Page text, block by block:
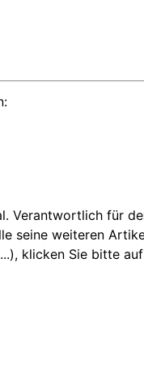
Verantwortlich für
seine weiteren
klicken Sie bitte